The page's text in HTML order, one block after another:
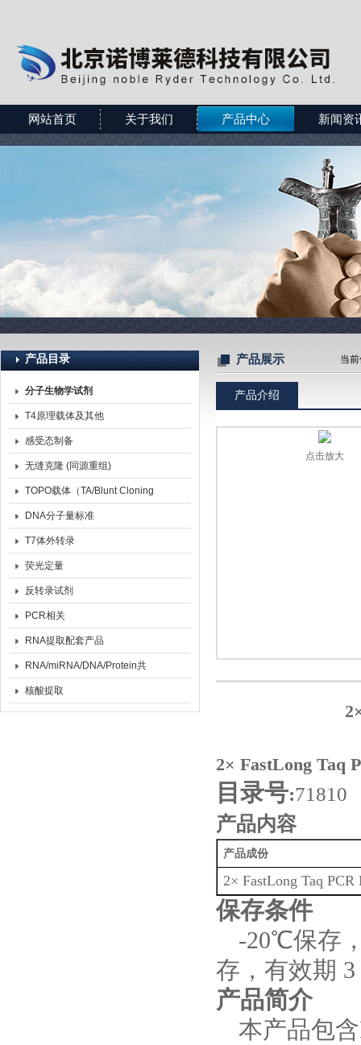
北京诺博莱德科技有限公司
网站首页 关于我们 产品中心 新闻资
产品目录
分子生物学试剂
T4原理载体及其他
感受态制备
无缝克隆 (同源重组)
TOPO载体（TA/Blunt Cloning
Kit）
DNA分子量标准
T7体外转录
荧光定量
反转录试剂
PCR相关
RNA提取配套产品
RNA/miRNA/DNA/Protein共
提取
核酸提取
产品展示 当
产品介绍
点击放大
2× FastLong Taq
目录号:71810
产品内容
产品成份
2× FastLong Taq
保存条件
-20℃保存
存，有效期
产品简介
本产品包含